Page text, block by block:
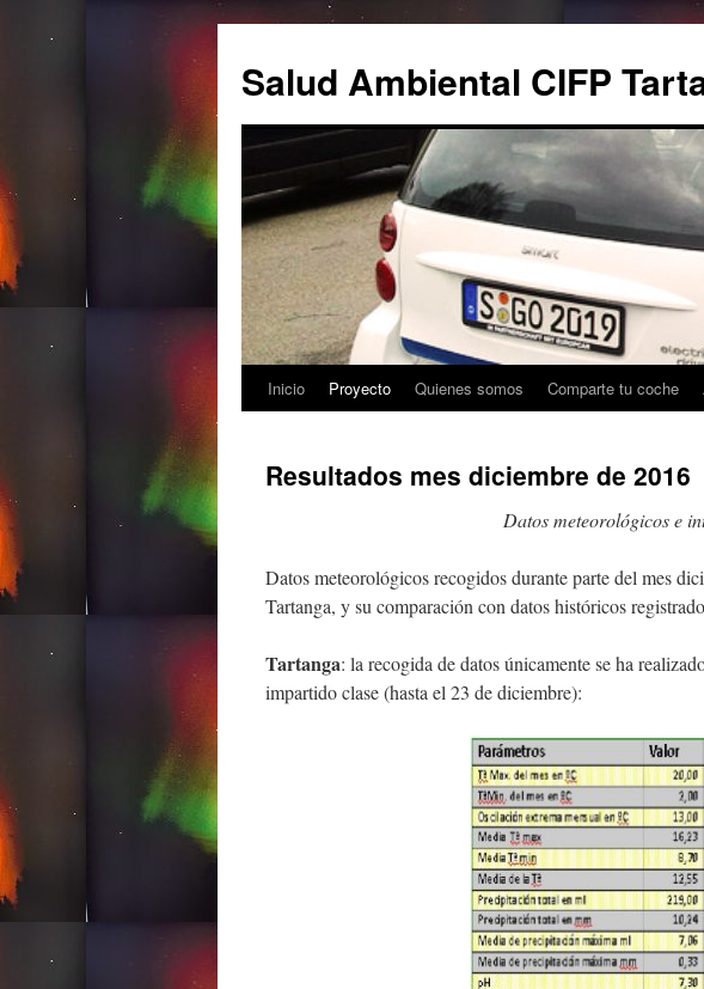
Salud Ambiental CIFP
Saltar
contenido
Inicio Proyecto Quienes somos Comparte tu coche
Resultados mes diciembre de 2016
Datos meteorológicos e
Datos meteorológicos recogidos durante parte del mes
Tartanga, y su comparación con datos históricos
Tartanga: la recogida de datos únicamente se ha
impartido clase (hasta el 23 de diciembre):